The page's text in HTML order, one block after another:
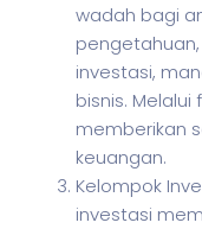
wadah bagi
investasi,
bisnis.
memberikan
keuangan.
Kelompok
investasi